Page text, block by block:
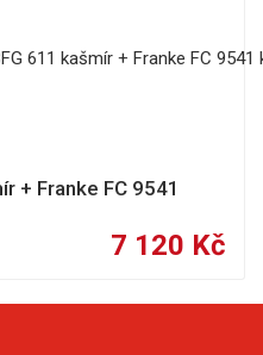
+ Franke FC 9541
7 120 Kč